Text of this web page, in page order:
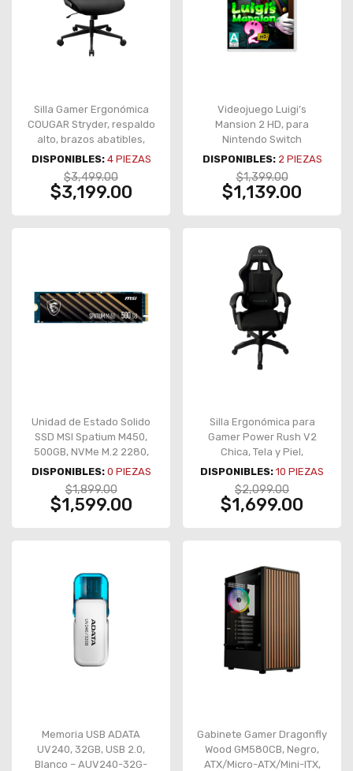
Silla Gamer Ergonómica
COUGAR Stryder, respaldo
alto, brazos abatibles,
negro – CGR-STD-BLB
DISPONIBLES: 4PIEZAS
$3,499.00
$3,199.00
Videojuego Luigi’s
Mansion 2 HD, para
Nintendo Switch
DISPONIBLES: 2 PIEZAS
$1,399.00
$1,139.00
Unidad de Estado Solido
SSD MSI Spatium M450,
500GB, NVMe M.2 2280,
PCIe 4.0, 3600 MB/s
lectura, 2300 MB/s
escritura – SPATIUM M450
500GB
DISPONIBLES: 0 PIEZAS
$1,899.00
$1,599.00
Silla Ergonómica para
Gamer Power Rush V2
Chica, Tela y Piel,
Reclinable, Base de Metal,
Soporta 120 kg, Color
Negro – BR-934534
DISPONIBLES: 10 PIEZAS
$2,099.00
$1,699.00
Memoria USB ADATA
UV240, 32GB, USB 2.0,
Blanco – AUV240-32G-
Gabinete Gamer Dragonfly
Wood GM580CB, Negro,
ATX/Micro-ATX/Mini-ITX,